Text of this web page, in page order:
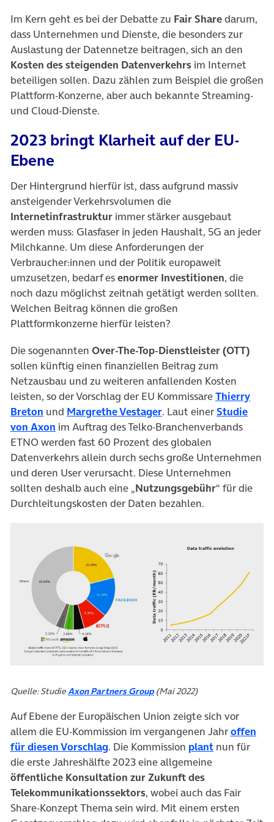
Im Kern geht es bei der Debatte zu Fair Sharedarum,
dass Unternehmen und Dienste, die besonders zur
Auslastung der Datennetze beitragen, sich an den
Kosten des steigenden Datenverkehrs im Internet
beteiligen sollen. Dazu zählen zum Beispiel die großen
Plattform-Konzerne, aber auch bekannte Streaming-
und Cloud-Dienste.
2023 bringt Klarheit auf der EU-
Ebene
Der Hintergrund hierfür ist, dass aufgrund massiv
ansteigender Verkehrsvolumen die
Internetinfrastruktur immer stärker ausgebaut
werden muss: Glasfaser in jeden Haushalt, 5G an jeder
Milchkanne. Um diese Anforderungen der
Verbraucher:innen und der Politik europaweit
umzusetzen, bedarf esenormer Investitionen, die
noch dazu möglichst zeitnah getätigt werden sollten.
Welchen Beitrag können die großen
Plattformkonzerne hierfür leisten?
Die sogenannten Over-The-Top-Dienstleister (OTT)
sollen künftig einen finanziellen Beitrag zum
Netzausbau und zu weiteren anfallenden Kosten
leisten, so der Vorschlag der EU KommissareThierry
Breton (öffnet in neuem Tab)
und Margrethe Vestager(öffnet in neuem Tab)
. Laut einerStudie
von Axon (öffnet in neuem Tab)
im Auftrag des Telko-Branchenverbands
ETNO werden fast 60 Prozent des globalen
Datenverkehrs allein durch sechs große Unternehmen
und deren User verursacht. Diese Unternehmen
sollten deshalb auch eine „Nutzungsgebühr“ für die
Durchleitungskosten der Daten bezahlen.
Quelle: StudieAxon Partners Group(Mai 2022)
Auf Ebene der Europäischen Union zeigte sich vor
allem die EU-Kommission im vergangenen Jahroffen
für diesen Vorschlag(öffnet in neuem Tab)
. Die Kommission plant(öffnet in
nun für
die erste Jahreshälfte 2023 eine allgemeine
öffentliche Konsultation zur Zukunft des
Telekommunikationssektors, wobei auch das Fair
Share-Konzept Thema sein wird. Mit einem ersten